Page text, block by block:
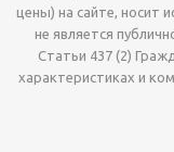
цены) на сайте, носит
не является
Статьи 437 (2)
характеристиках и